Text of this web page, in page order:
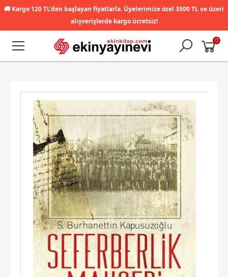
🚚 Kargo 120 TL'den başlayan fiyatlarla. Üyelerimize özel 3500 TL ve üzeri
alışverişlerde kargo ücretsiz!
0